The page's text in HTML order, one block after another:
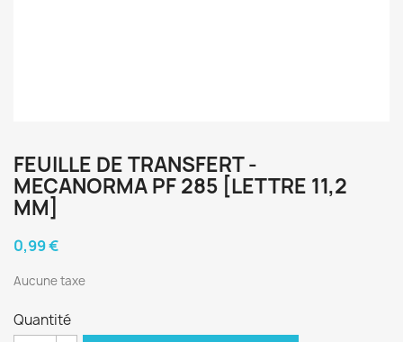
FEUILLE DE TRANSFERT -
MECANORMA PF 285 [LETTRE 11,2
MM]
0,99 €
Aucune taxe
Quantité